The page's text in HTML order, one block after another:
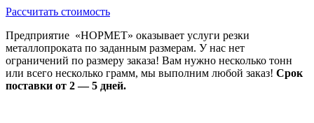
Рассчитать стоимость
Предприятие «НОРМЕТ» оказывает услуги резки
металлопроката по заданным размерам. У нас нет
ограничений по размеру заказа! Вам нужно несколько тонн
или всего несколько грамм, мы выполним любой заказ! Срок
поставки от 2 — 5 дней.